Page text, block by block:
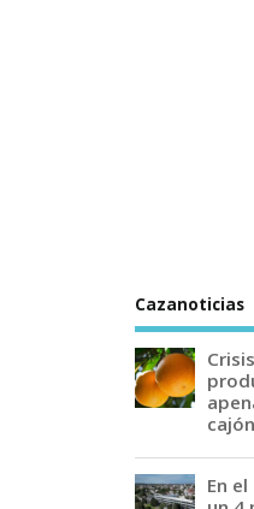
Cazanoticias
En